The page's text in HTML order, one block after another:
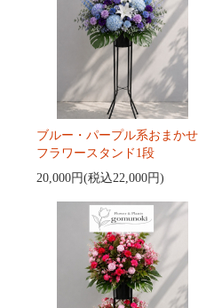
ブルー・パープル系おまかせ
フラワースタンド1段
20,000円(税込22,000円)